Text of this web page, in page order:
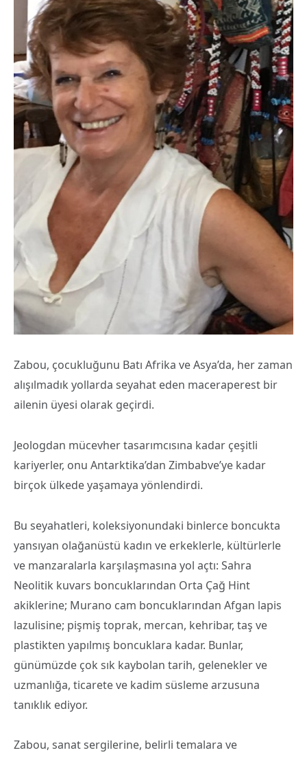
Zabou, çocukluğunu Batı Afrika ve Asya’da, her zaman
alışılmadık yollarda seyahat eden maceraperest bir
ailenin üyesi olarak geçirdi.
Jeologdan mücevher tasarımcısına kadar çeşitli
kariyerler, onu Antarktika’dan Zimbabve’ye kadar
birçok ülkede yaşamaya yönlendirdi.
Bu seyahatleri, koleksiyonundaki binlerce boncukta
yansıyan olağanüstü kadın ve erkeklerle, kültürlerle
ve manzaralarla karşılaşmasına yol açtı: Sahra
Neolitik kuvars boncuklarından Orta Çağ Hint
akiklerine; Murano cam boncuklarından Afgan lapis
lazulisine; pişmiş toprak, mercan, kehribar, taş ve
plastikten yapılmış boncuklara kadar. Bunlar,
günümüzde çok sık kaybolan tarih, gelenekler ve
uzmanlığa, ticarete ve kadim süsleme arzusuna
tanıklık ediyor.
Zabou, sanat sergilerine, belirli temalara ve